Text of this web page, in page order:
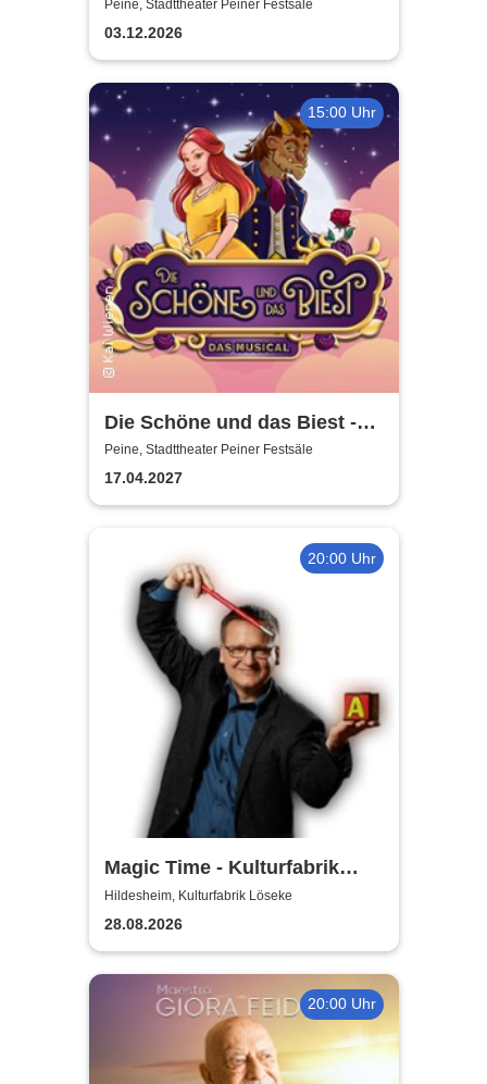
Harmonists - Die
Weihnachtsshow - Hell ist die
Nacht
Peine, Stadttheater Peiner Festsäle
03.12.2026
15:00 Uhr
Die Schöne und das Biest -
das Musical | Theater Liberi
Peine, Stadttheater Peiner Festsäle
17.04.2027
20:00 Uhr
Magic Time - Kulturfabrik
Löseke
Hildesheim, Kulturfabrik Löseke
28.08.2026
20:00 Uhr